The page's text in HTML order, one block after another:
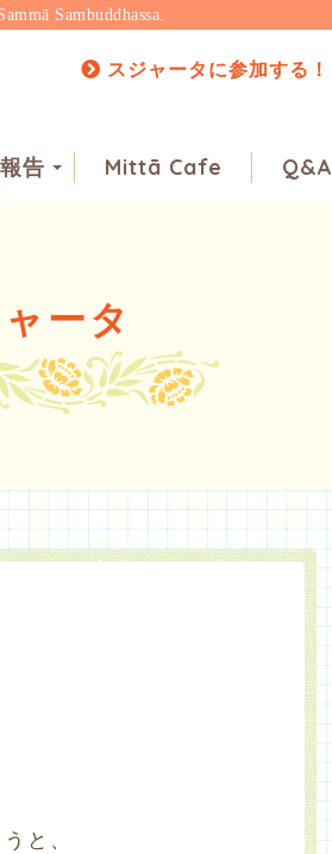
Sambuddhassa.
スジャータに参加する！
告 Mittā Cafe Q&A
ータ
と、